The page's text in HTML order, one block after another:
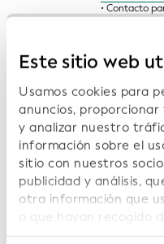
Este sitio web
Usamos cookies para
anuncios, proporcionar
y analizar nuestro
información sobre el
sitio con nuestros
publicidad y análisis,
otra información que
o que hayan recogido
servicios. Si continúa
• Contacto
gestión de la
la GLEIF
de
• Contacto
20275: Lista
Jurídicas
• Contacto
de Códigos
GLEIF
hr@gleif.org GLEIF Human